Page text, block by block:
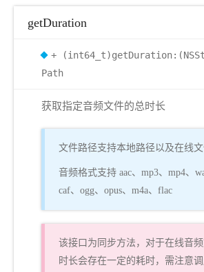
getDuration
+
Path
获取指定音频文件的总时长
文件路径支持本地路径以及在线
音频格式支持 aac、mp3、mp4、
caf、ogg、opus、m4a、flac
该接口为同步方法，对于在线音
时长会存在一定的耗时，需注意